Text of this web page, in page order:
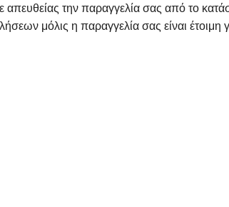
απευθείας την παραγγελία σας από το
μόλις η παραγγελία σας είναι έτοιμη